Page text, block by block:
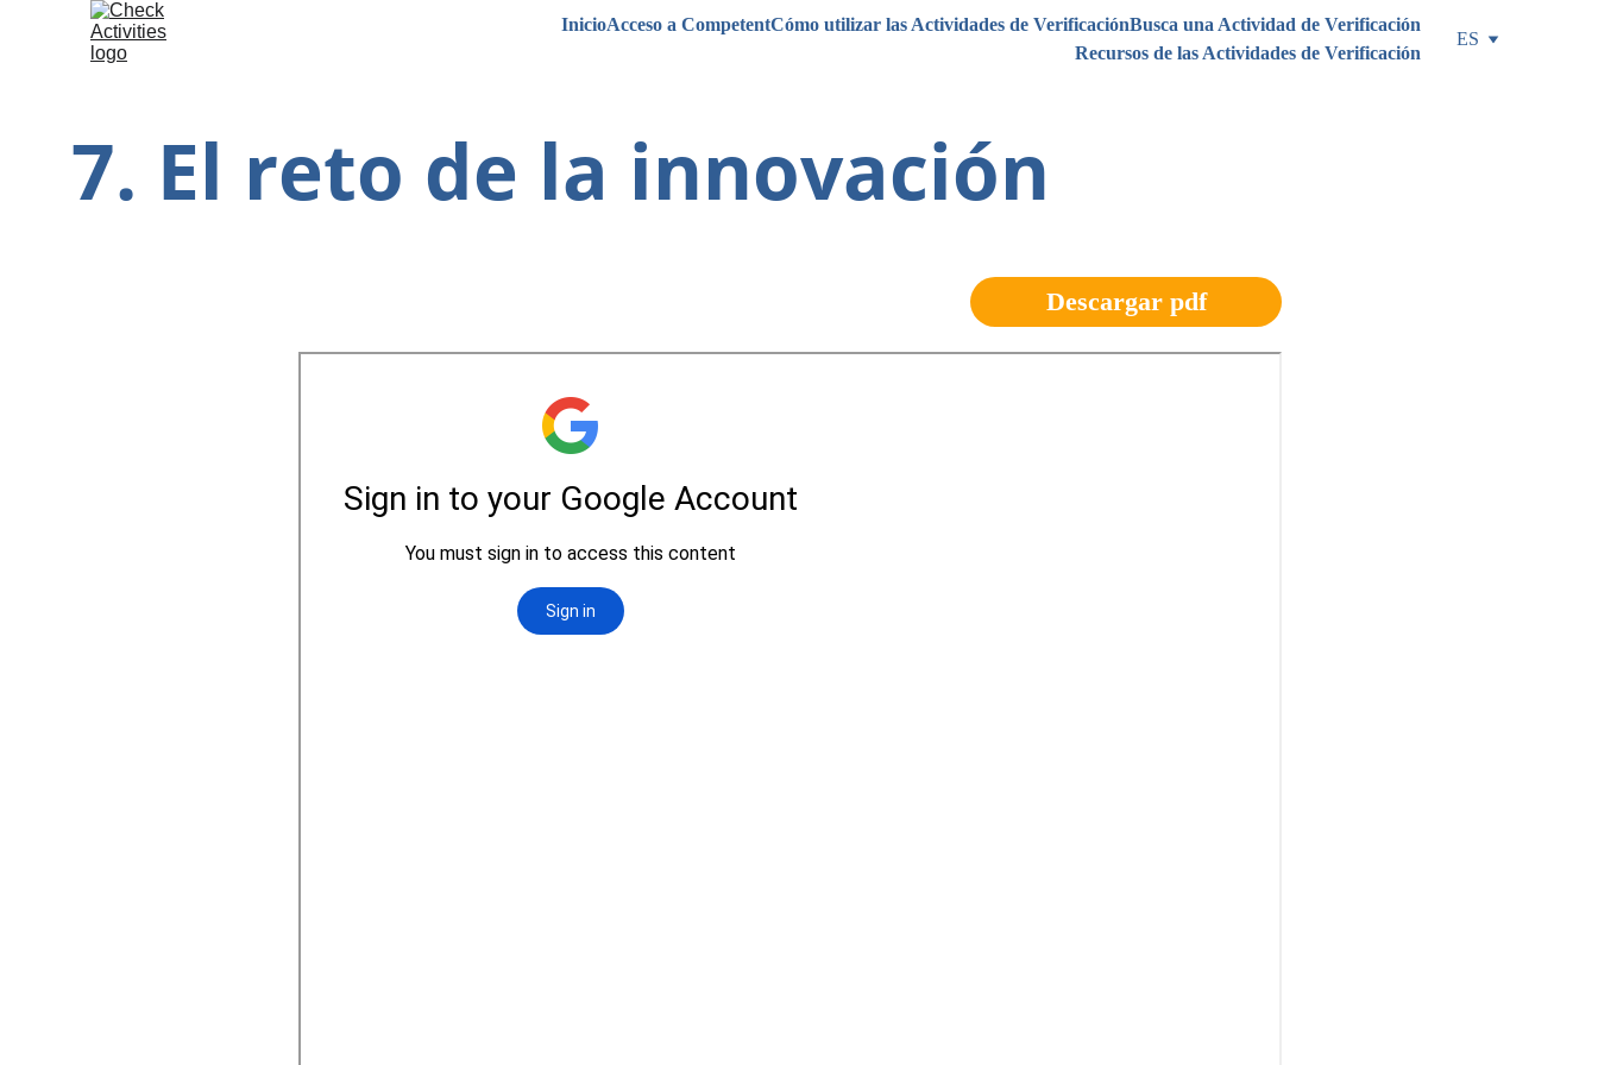
InicioAcceso a CompetentCómo utilizar las Actividades de VerificaciónBusca una Actividad de Verificación
Recursos de las Actividades de Verificación
ES
7. El reto de la innovación
Descargar pdf